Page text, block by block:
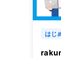
はじ